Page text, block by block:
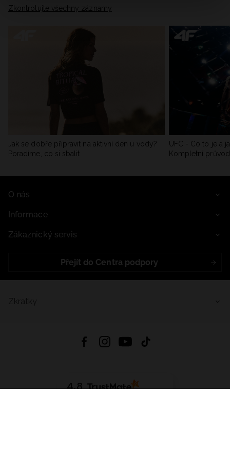
Zkontrolujte všechny záznamy
Jak se dobře připravit na aktivní den u vody?
Poradíme, co si sbalit
UFC - Co to je a
Kompletní
O nás
Informace
Zákaznický servis
Přejít do Centra podpory
4.8